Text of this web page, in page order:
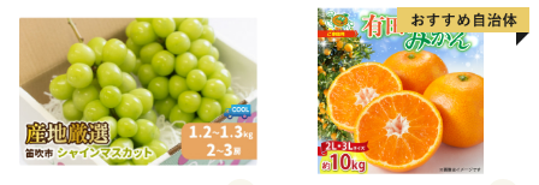
果肉 長野県産 小諸市